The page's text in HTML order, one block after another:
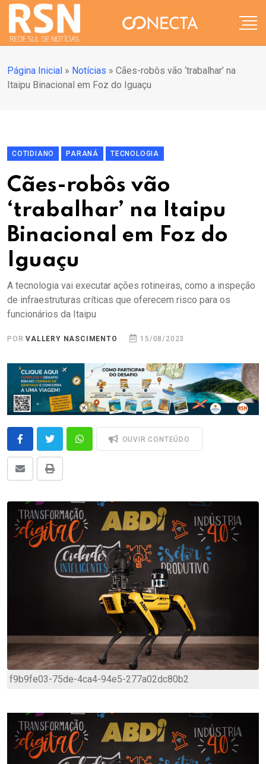
Página Inicial » Notícias » Cães-robôs vão ‘trabalhar’ na
Itaipu Binacional em Foz do Iguaçu
COTIDIANO PARANÁ TECNOLOGIA
Cães-robôs vão
‘trabalhar’ na Itaipu
Binacional em Foz do
Iguaçu
A tecnologia vai executar ações rotineiras, como a inspeção
de infraestruturas críticas que oferecem risco para os
funcionários da Itaipu
PORVALLERY NASCIMENTO 15/08/2023
OUVIR CONTEÚDO
f9b9fe03-75de-4ca4-94e5-277a02dc80b2